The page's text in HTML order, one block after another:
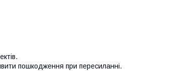
пошкодження при пересиланні.